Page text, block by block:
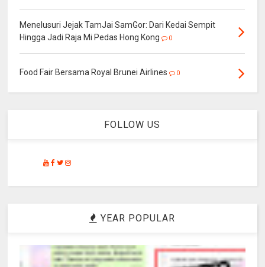
Menelusuri Jejak TamJai SamGor: Dari Kedai Sempit
Hingga Jadi Raja Mi Pedas Hong Kong
0
Food Fair Bersama Royal Brunei Airlines 0
FOLLOW US
YEAR POPULAR